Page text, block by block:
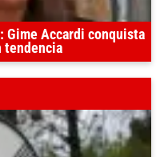
Gime Accardi conquista
tendencia